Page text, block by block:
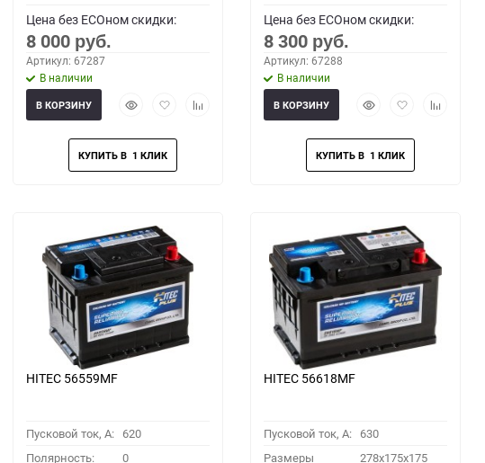
Цена без ECOном скидки:
8 000 руб.
Артикул: 67287
В наличии
БыстрыйДобавить
избранное
Добавить
В КОРЗИНУ
Цена без ECOном скидки:
8 300 руб.
Артикул: 67288
В наличии
БыстрыйДобавить
избранное
Добавить
В КОРЗИНУ
HITEC 56559MF
Пусковой ток, A: 620
Полярность:
0
HITEC 56618MF
Пусковой ток, A: 630
Размеры
278x175x175